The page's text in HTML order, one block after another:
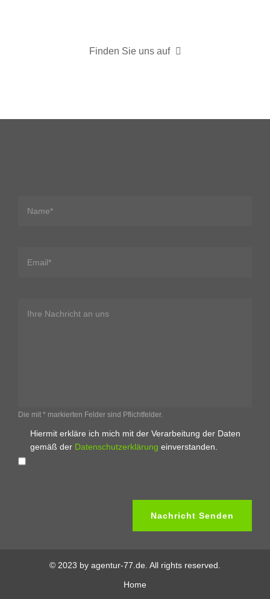
Finden Sie uns auf
Die mit * markierten Felder sind Pflichtfelder.
Hiermit erkläre ich mich mit der Verarbeitung der Daten
gemäß der Datenschutzerklärung einverstanden.
© 2023 by agentur-77.de. All rights reserved.
Home